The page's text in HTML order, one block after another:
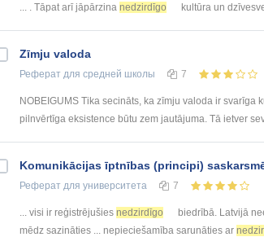
... . Tāpat arī jāpārzina nedzirdīgo kultūra un
Zīmju valoda
Реферат для средней школы 7
NOBEIGUMS Tika secināts, ka zīmju valoda ir svarīga
pilnvērtīga eksistence būtu zem jautājuma. Tā ietver
Komunikācijas īptnības (principi)
Реферат для университета 7
... visi ir reģistrējušies nedzirdīgo biedrībā. Latvijā
mēdz sazināties ... nepieciešamība sarunāties ar